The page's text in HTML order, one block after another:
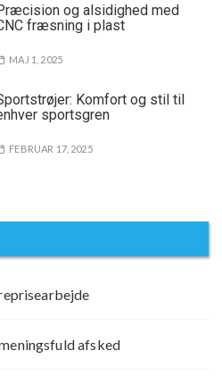
og alsidighed med
fræsning i plast
MAJ 1, 2025
Komfort og stil til
sportsgren
FEBRUAR 17, 2025
afsked